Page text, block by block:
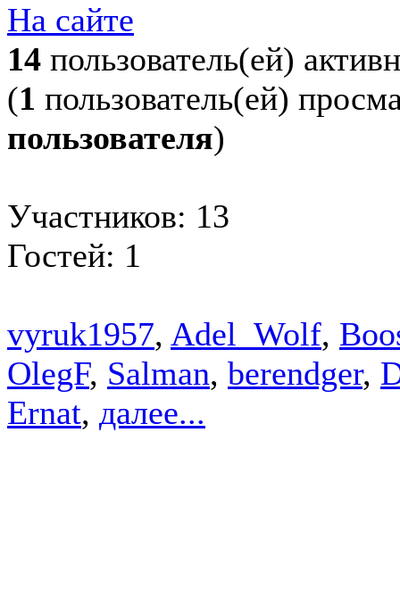
На сайте
14 пользователь(ей)
(1 пользователь(ей)
пользователя)
Участников: 13
Гостей: 1
vyruk1957, Adel_Wolf,
OlegF, Salman, berendger,
Ernat, далее...